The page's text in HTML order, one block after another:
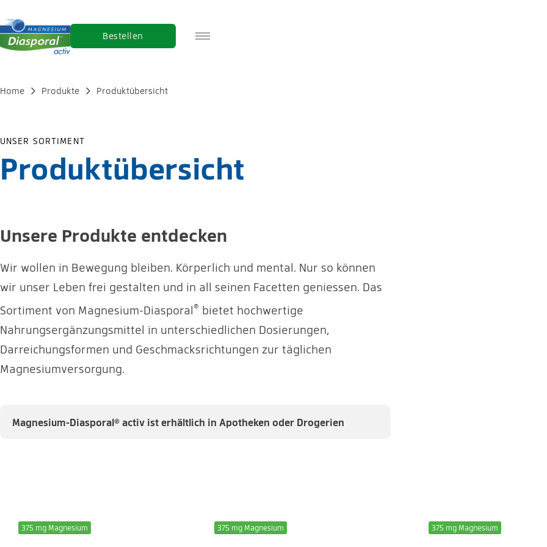
Bestellen
Home Produkte Produktübersicht
UNSER SORTIMENT
Produktübersicht
Unsere Produkte entdecken
Wir wollen in Bewegung bleiben. Körperlich und mental. Nur so können
wir unser Leben frei gestalten und in all seinen Facetten geniessen. Das
Sortiment von Magnesium-Diasporal ® bietet hochwertige
Nahrungsergänzungsmittel in unterschiedlichen Dosierungen,
Darreichungsformen und Geschmacksrichtungen zur täglichen
Magnesiumversorgung.
Magnesium-Diasporal® activ ist erhältlich in Apotheken oder Drogerien
375 mg Magnesium 375 mg Magnesium 375 mg Magnesium